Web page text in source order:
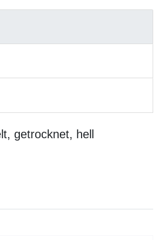
getrocknet, hell